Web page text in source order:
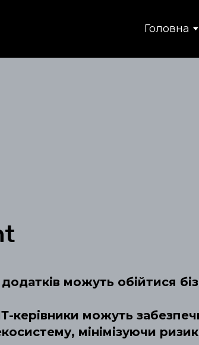
Головна
можуть обійтися
керівники можуть
мінімізуючи